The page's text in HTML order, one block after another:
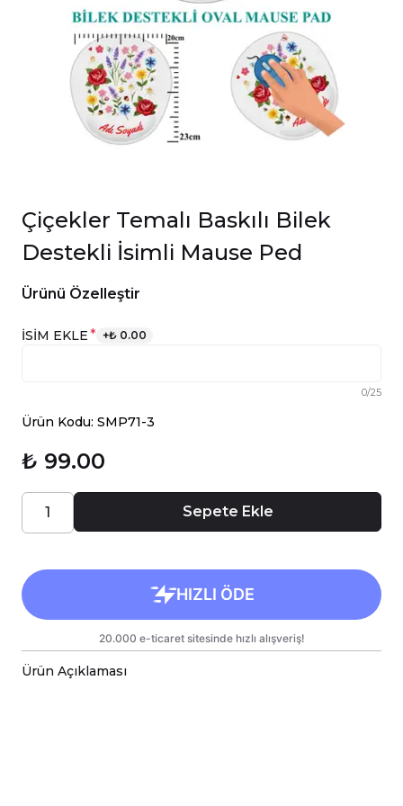
Çiçekler Temalı Baskılı Bilek
Destekli İsimli Mause Ped
Ürünü Özelleştir
İSİM EKLE* +₺ 0.00
0/25
Ürün Kodu: SMP71-3
₺ 99.00
Sepete Ekle
Ürün Açıklaması